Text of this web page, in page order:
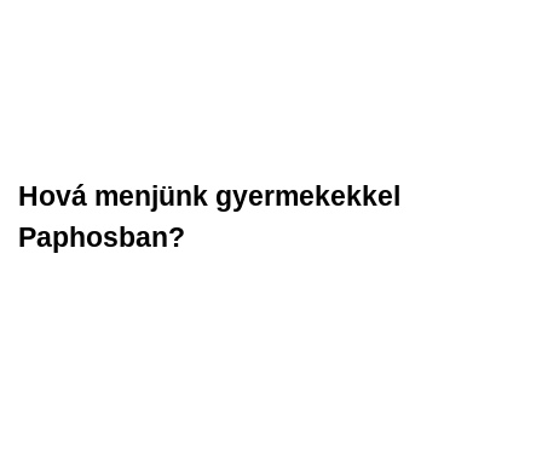
Hová menjünk gyermekekkel
Paphosban?